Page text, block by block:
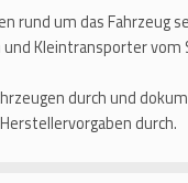
rund um das Fahrzeug
Kleintransporter
durch und
durch.